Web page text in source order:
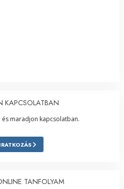
KAPCSOLATBAN
és maradjon kapcsolatban.
TANFOLYAM